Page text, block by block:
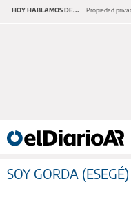
HOY HABLAMOS DE... Propiedad
SOY GORDA (ESEGÉ)